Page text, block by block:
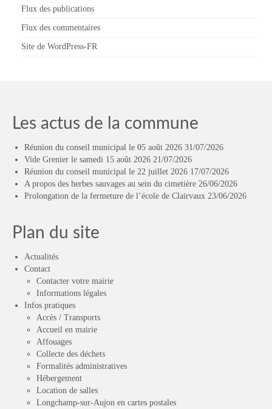
Flux des publications
Flux des commentaires
Site de WordPress-FR
Les actus de la commune
Réunion du conseil municipal le 05 août 2026 31/07/2026
Vide Grenier le samedi 15 août 2026 21/07/2026
Réunion du conseil municipal le 22 juillet 2026 17/07/2026
A propos des herbes sauvages au sein du cimetière 26/06/2026
Prolongation de la fermeture de l’école de Clairvaux 23/06/2026
Plan du site
Actualités
Contact
Contacter votre mairie
Informations légales
Infos pratiques
Accès / Transports
Accueil en mairie
Affouages
Collecte des déchets
Formalités administratives
Hébergement
Location de salles
Longchamp-sur-Aujon en cartes postales